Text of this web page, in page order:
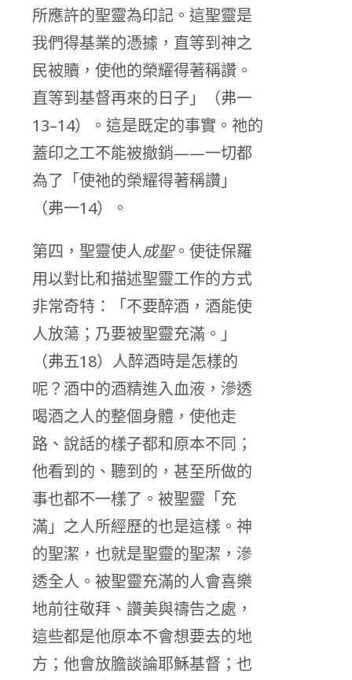
所應許的聖靈為印記。這聖靈是
我們得基業的憑據，直等到神之
民被贖，使他的榮耀得著稱讚。
直等到基督再來的日子」（弗一
13–14）。這是既定的事實。祂的
蓋印之工不能被撤銷——一切都
為了「使祂的榮耀得著稱讚」
（弗一14）。
第四，聖靈使人成聖。使徒保羅
用以對比和描述聖靈工作的方式
非常奇特：「不要醉酒，酒能使
人放蕩；乃要被聖靈充滿。」
（弗五18）人醉酒時是怎樣的
呢？酒中的酒精進入血液，滲透
喝酒之人的整個身體，使他走
路、說話的樣子都和原本不同；
他看到的、聽到的，甚至所做的
事也都不一樣了。被聖靈「充
滿」之人所經歷的也是這樣。神
的聖潔，也就是聖靈的聖潔，滲
透全人。被聖靈充滿的人會喜樂
地前往敬拜、讚美與禱告之處，
這些都是他原本不會想要去的地
方；他會放膽談論耶穌基督；也